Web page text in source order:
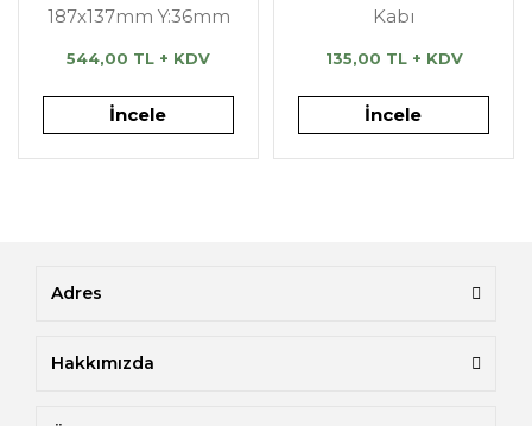
187x137mm Y:36mm
544,00 TL + KDV
İncele
Kabı
135,00 TL + KDV
İncele
Adres
Hakkımızda